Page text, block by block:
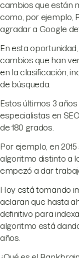
cambios que están
como, por ejemplo,
agradar a Google
En esta
cambios que han
en la clasificación,
de búsqueda.
Estos últimos 3
especialistas en
de 180 grados.
Por ejemplo, en
algoritmo distinto a
empezó a dar
Hoy está tomando
aclaran que hasta
definitivo para
algoritmo está
años.